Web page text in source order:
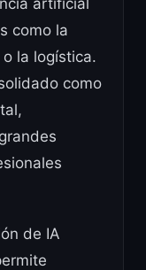
como la
la logística.
como
de IA